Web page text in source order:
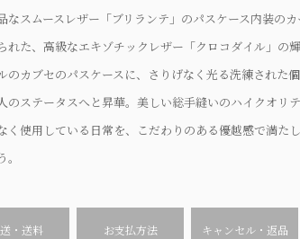
なスムースレザー「ブリランテ」のパスケース内装の
れた、高級なエキゾチックレザー「クロコダイル」の
のカブセのパスケースに、さりげなく光る洗練された
のステータスへと昇華。美しい総手縫いのハイクオリ
く使用している日常を、こだわりのある優越感で満た
。
・送料 お支払方法 キャンセル・返品